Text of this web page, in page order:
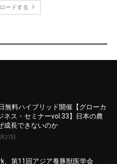
無料ハイブリッド開催【グローカ
ネス・セミナーvol.33】日本の農
成長できないのか
27日
、第11回アジア養豚獣医学会